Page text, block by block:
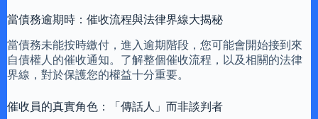
當債務逾期時：催收流程與法律界線大揭秘
當債務未能按時繳付，進入逾期階段，您可能會開始接到來
自債權人的催收通知。了解整個催收流程，以及相關的法律
界線，對於保護您的權益十分重要。
催收員的真實角色：「傳話人」而非談判者